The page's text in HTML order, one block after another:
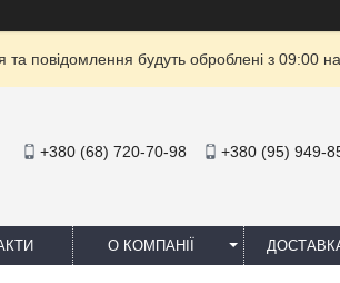
повідомлення будуть оброблені з 09:00
+380 (68) 720-70-98 +380 (95) 949-
О КОМПАНІЇ